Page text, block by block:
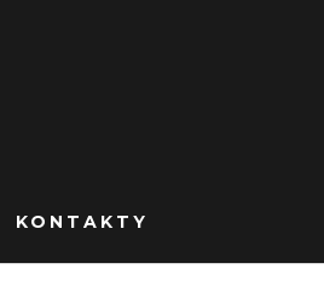
KONTAKTY